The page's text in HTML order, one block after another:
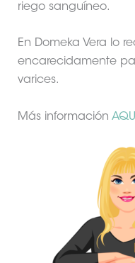
riego sanguíneo.
En Domeka Vera lo
encarecidamente
varices.
Más información